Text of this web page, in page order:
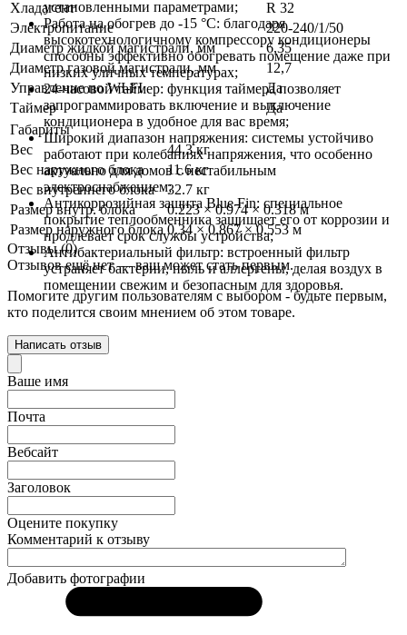
установленными параметрами;
Работа на обогрев до -15 °C: благодаря
высокотехнологичному компрессору кондиционеры
способны эффективно обогревать помещение даже при
низких уличных температурах;
24-часовой таймер: функция таймера позволяет
запрограммировать включение и выключение
кондиционера в удобное для вас время;
Широкий диапазон напряжения: системы устойчиво
работают при колебаниях напряжения, что особенно
актуально для домов с нестабильным
электроснабжением;
Антикоррозийная защита Blue Fin: специальное
покрытие теплообменника защищает его от коррозии и
продлевает срок службы устройства;
Антибактериальный фильтр: встроенный фильтр
устраняет бактерии, пыль и аллергены, делая воздух в
помещении свежим и безопасным для здоровья.
Хладагент
R 32
Электропитание
220-240/1/50
Диаметр жидкой магистрали, мм
6,35
Диаметр газовой магистрали, мм
12,7
Управление по WI-FI
Да
Таймер
Да
Габариты
Вес
44.3 кг
Вес наружного блока
11.6 кг
Вес внутреннего блока
32.7 кг
Размер внутр. блока
0.223 × 0.974 × 0.318 м
Размер наружного блока 0.34 × 0.867 × 0.553 м
Отзывы (0)
Отзывов ещё нет — ваш может стать первым.
Помогите другим пользователям с выбором - будьте первым,
кто поделится своим мнением об этом товаре.
Написать отзыв
Ваше имя
Почта
Вебсайт
Заголовок
Оцените покупку
Комментарий к отзыву
Добавить фотографии